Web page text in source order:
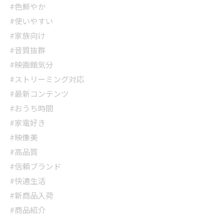
#色鮮やか
#使いやすい
#家族向け
#音質抜群
#映画館気分
#ストリーミング対応
#最新コンテンツ
#おうち時間
#家電好き
#映像美
#高品質
#信頼ブランド
#快適生活
#新商品入荷
#商品紹介